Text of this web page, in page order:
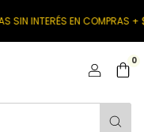
+ $200.000 20%
0